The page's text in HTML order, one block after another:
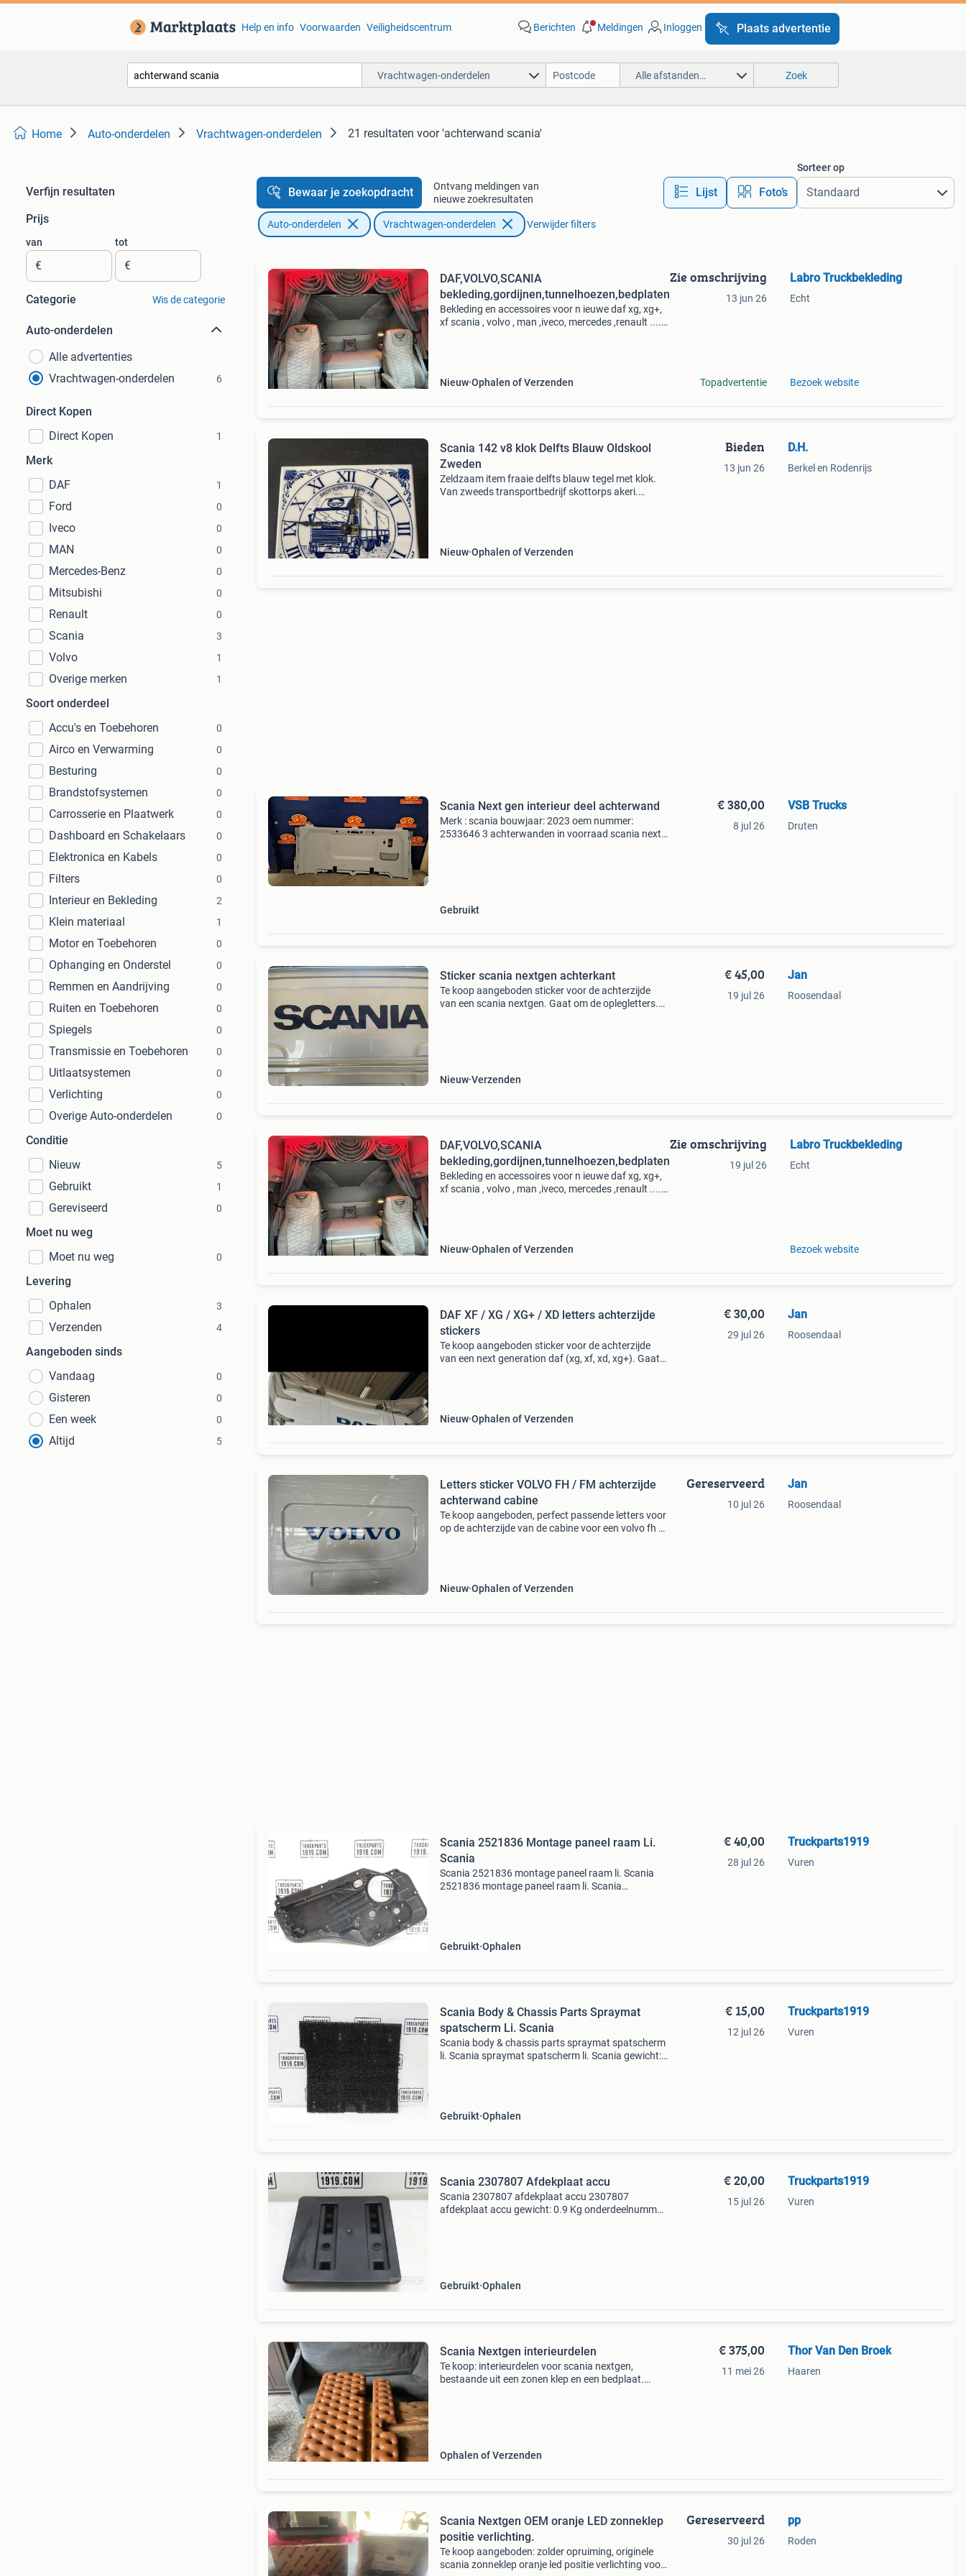
Help en info Voorwaarden Veiligheidscentrum Berichten Meldingen Inloggen Plaats advertentie
Vrachtwagen-onderdelen Alle afstanden… Zoek
Home Auto-onderdelen Vrachtwagen-onderdelen 21 resultaten voor 'achterwand scania'
Verfijn resultaten
Prijs
van
€
tot
€
Categorie Wis de categorie
Auto-onderdelen
Alle advertenties
Vrachtwagen-onderdelen
6
Direct Kopen
Direct Kopen
1
Merk
DAF
1
Ford 0
Iveco 0
MAN 0
Mercedes-Benz 0
Mitsubishi 0
Renault 0
Scania 3
Volvo 1
Overige merken 1
Soort onderdeel
Accu's en Toebehoren
0
Airco en Verwarming 0
Besturing 0
Brandstofsystemen 0
Carrosserie en Plaatwerk 0
Dashboard en Schakelaars 0
Elektronica en Kabels 0
Filters 0
Interieur en Bekleding 2
Klein materiaal 1
Motor en Toebehoren 0
Ophanging en Onderstel 0
Remmen en Aandrijving 0
Ruiten en Toebehoren 0
Spiegels 0
Transmissie en Toebehoren 0
Uitlaatsystemen 0
Verlichting 0
Overige Auto-onderdelen 0
Conditie
Nieuw
5
Gebruikt 1
Gereviseerd 0
Moet nu weg
Moet nu weg
0
Levering
Ophalen
3
Verzenden 4
Aangeboden sinds
Vandaag
0
Gisteren 0
Een week 0
Altijd 5
Bewaar je zoekopdracht
Ontvang meldingen van
nieuwe zoekresultaten
Lijst Foto’s
Sorteer op
Auto-onderdelen Vrachtwagen-onderdelen Verwijder filters
DAF,VOLVO,SCANIA
bekleding,gordijnen,tunnelhoezen,bedplaten
Bekleding en accessoires voor n ieuwe daf xg, xg+,
xf scania , volvo , man ,iveco, mercedes ,renault ....
Nieuw Ophalen of Verzenden
Zie omschrijving
13 jun 26
Topadvertentie
Labro Truckbekleding
Echt
Bezoek website
Scania 142 v8 klok Delfts Blauw Oldskool
Zweden
Zeldzaam item fraaie delfts blauw tegel met klok.
Van zweeds transportbedrijf skottorps akeri.
Nieuw Ophalen of Verzenden
Bieden
13 jun 26
D.H.
Berkel en Rodenrijs
Scania Next gen interieur deel achterwand
Merk : scania bouwjaar: 2023 oem nummer:
2533646 3 achterwanden in voorraad scania next
Gebruikt
€ 380,00
8 jul 26
VSB Trucks
Druten
Sticker scania nextgen achterkant
Te koop aangeboden sticker voor de achterzijde
van een scania nextgen. Gaat om de oplegletters.
Nieuw Verzenden
€ 45,00
19 jul 26
Jan
Roosendaal
DAF,VOLVO,SCANIA
bekleding,gordijnen,tunnelhoezen,bedplaten
Bekleding en accessoires voor n ieuwe daf xg, xg+,
xf scania , volvo , man ,iveco, mercedes ,renault ....
Nieuw Ophalen of Verzenden
Zie omschrijving
19 jul 26
Labro Truckbekleding
Echt
Bezoek website
DAF XF / XG / XG+ / XD letters achterzijde
stickers
Te koop aangeboden sticker voor de achterzijde
van een next generation daf (xg, xf, xd, xg+). Gaat
Nieuw Ophalen of Verzenden
€ 30,00
29 jul 26
Jan
Roosendaal
Letters sticker VOLVO FH / FM achterzijde
achterwand cabine
Te koop aangeboden, perfect passende letters voor
op de achterzijde van de cabine voor een volvo fh of
Nieuw Ophalen of Verzenden
Gereserveerd
10 jul 26
Jan
Roosendaal
Scania 2521836 Montage paneel raam Li.
Scania
Scania 2521836 montage paneel raam li. Scania
2521836 montage paneel raam li. Scania
Gebruikt Ophalen
€ 40,00
28 jul 26
Truckparts1919
Vuren
Scania Body & Chassis Parts Spraymat
spatscherm Li. Scania
Scania body & chassis parts spraymat spatscherm
li. Scania spraymat spatscherm li. Scania gewicht:
Gebruikt Ophalen
€ 15,00
12 jul 26
Truckparts1919
Vuren
Scania 2307807 Afdekplaat accu
Scania 2307807 afdekplaat accu 2307807
afdekplaat accu gewicht: 0.9 Kg onderdeelnummer:
Gebruikt Ophalen
€ 20,00
15 jul 26
Truckparts1919
Vuren
Scania Nextgen interieurdelen
Te koop: interieurdelen voor scania nextgen,
bestaande uit een zonen klep en een bedplaat.
Ophalen of Verzenden
€ 375,00
11 mei 26
Thor Van Den Broek
Haaren
Scania Nextgen OEM oranje LED zonneklep
positie verlichting.
Te koop aangeboden: zolder opruiming, originele
scania zonneklep oranje led positie verlichting voor
Gereserveerd
30 jul 26
pp
Roden